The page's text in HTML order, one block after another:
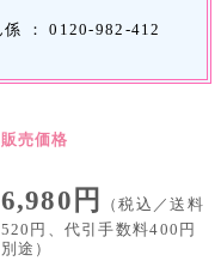
： 0120-982-412
販売価格
6,980円
（税込／送料
520円、代引手数料400円
別途）